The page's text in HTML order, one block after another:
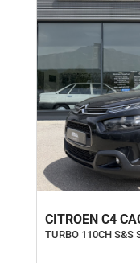
CITROEN C4
TURBO 110CH S&S